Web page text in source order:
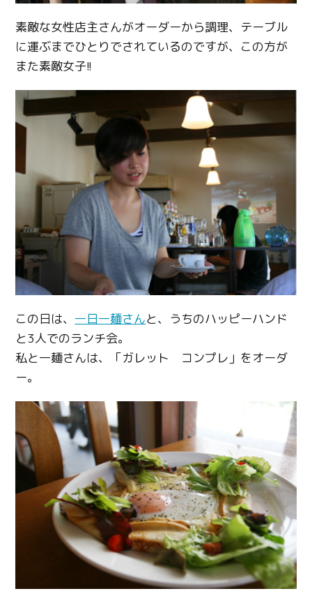
素敵な女性店主さんがオーダーから調理、テーブル
に運ぶまでひとりでされているのですが、この方が
また素敵女子!!
この日は、 一日一麺さんと、うちのハッピーハンド
と3人でのランチ会。
私と一麺さんは、「ガレット コンプレ」をオーダ
ー。